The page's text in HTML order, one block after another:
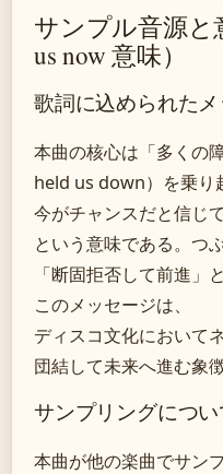
サンプル音源と
us now 意味）
歌詞に込められた
本曲の核心は「多くの
held us down）を乗り
今がチャンスだと信じ
という意味である。つ
「断固拒否して前進」
このメッセージは、
ディスコ文化において
団結して未来へ進む象
サンプリングについ
本曲が他の楽曲でサン